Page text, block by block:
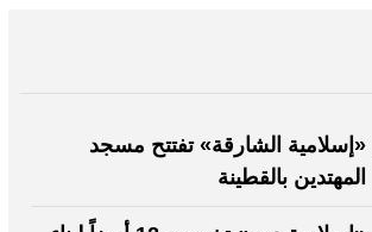
«إسلامية الشارقة» تفتتح مسجد
المهتدين بالقطينة